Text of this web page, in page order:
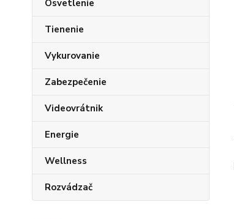
Osvetlenie
Tienenie
Vykurovanie
Zabezpečenie
Videovrátnik
Energie
Wellness
Rozvádzač